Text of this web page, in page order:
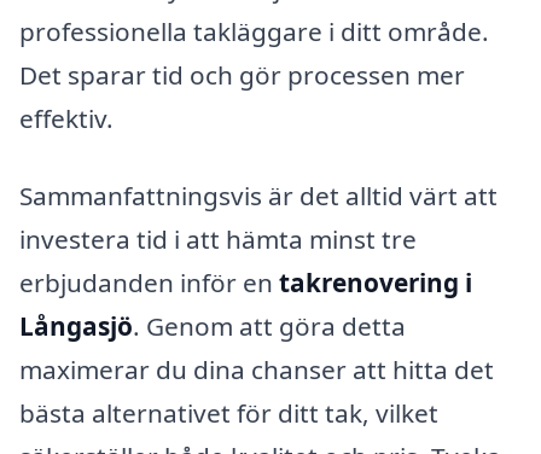
professionella takläggare i ditt område.
Det sparar tid och gör processen mer
effektiv.
Sammanfattningsvis är det alltid värt att
investera tid i att hämta minst tre
erbjudanden inför en takrenovering i
Långasjö. Genom att göra detta
maximerar du dina chanser att hitta det
bästa alternativet för ditt tak, vilket